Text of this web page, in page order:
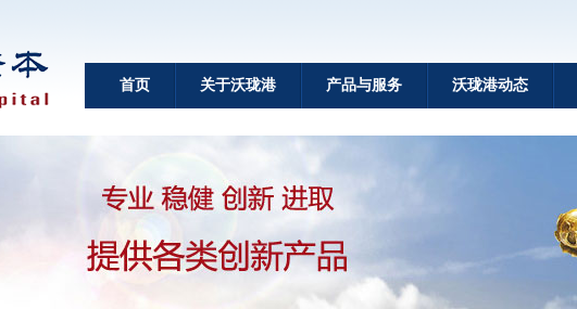
首页 关于沃珑港 产品与服务 沃珑港动态